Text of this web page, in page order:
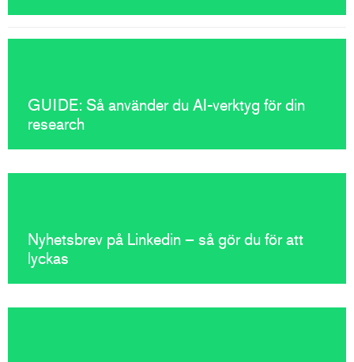
GUIDE: Så använder du AI-verktyg för din
research
Nyhetsbrev på Linkedin – så gör du för att
lyckas